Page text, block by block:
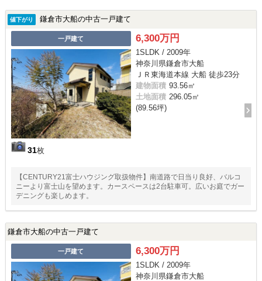
値下がり 鎌倉市大船の中古一戸建て
一戸建て
31枚
6,300万円
1SLDK / 2009年
神奈川県鎌倉市大船
ＪＲ東海道本線 大船 徒歩23分
建物面積 93.56㎡
土地面積 296.05㎡
(89.56坪)
【CENTURY21富士ハウジング取扱物件】南道路で日当り良好、バルコ
ニーより富士山を望めます。カースペースは2台駐車可。広いお庭でガー
デニングも楽しめます。
鎌倉市大船の中古一戸建て
一戸建て 6,300万円
1SLDK / 2009年
神奈川県鎌倉市大船